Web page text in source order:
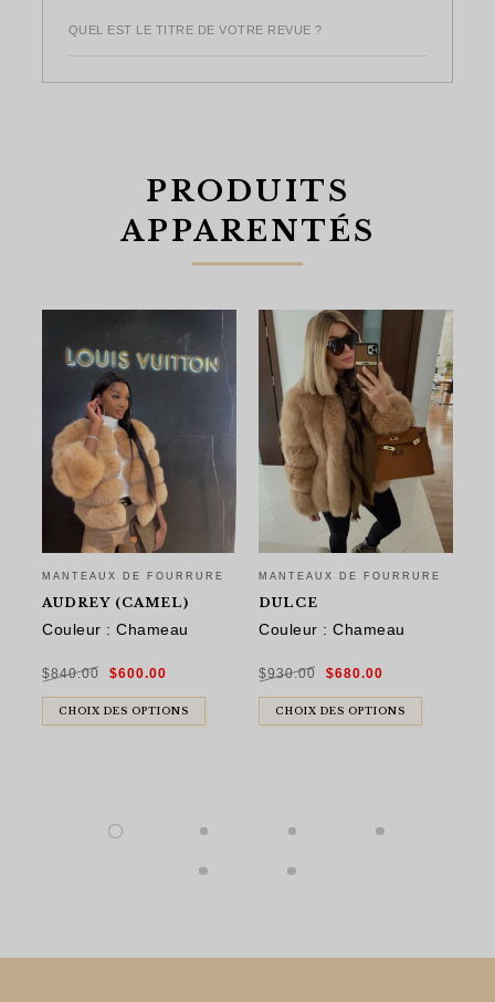
QUEL EST LE TITRE DE VOTRE REVUE ?
PRODUITS
APPARENTÉS
MANTEAUX DE FOURRURE
AUDREY (CAMEL)
Couleur : Chameau
$840.00
Le
prix
était :
$840.00.
$600.00
est :
$600.00.
CHOIX DES OPTIONS
MANTEAUX DE FOURRURE
DULCE
Couleur : Chameau
$930.00
Le
prix
était :
$930.00.
$680.00
est :
$680.00.
CHOIX DES OPTIONS